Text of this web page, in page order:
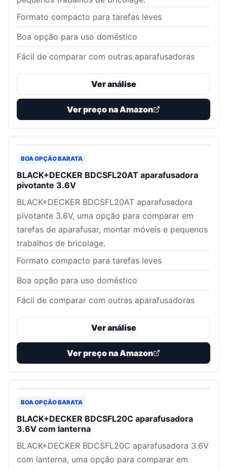
Formato compacto para tarefas leves
Boa opção para uso doméstico
Fácil de comparar com outras aparafusadoras
Ver análise
Ver preço na Amazon
BOA OPÇÃO BARATA
BLACK+DECKER BDCSFL20AT aparafusadora
pivotante 3.6V
BLACK+DECKER BDCSFL20AT aparafusadora
pivotante 3.6V, uma opção para comparar em
tarefas de aparafusar, montar móveis e pequenos
trabalhos de bricolage.
Formato compacto para tarefas leves
Boa opção para uso doméstico
Fácil de comparar com outras aparafusadoras
Ver análise
Ver preço na Amazon
BOA OPÇÃO BARATA
BLACK+DECKER BDCSFL20C aparafusadora
3.6V com lanterna
BLACK+DECKER BDCSFL20C aparafusadora 3.6V
com lanterna, uma opção para comparar em